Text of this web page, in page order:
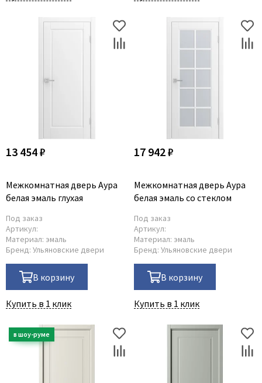
13 454 ₽
Межкомнатная дверь Аура
белая эмаль глухая
Под заказ
Артикул:
Материал: эмаль
Бренд: Ульяновские двери
В корзину
Купить в 1 клик
17 942 ₽
Межкомнатная дверь Аура
белая эмаль со стеклом
Под заказ
Артикул:
Материал: эмаль
Бренд: Ульяновские двери
В корзину
Купить в 1 клик